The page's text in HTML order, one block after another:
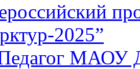
2025”
МАОУ